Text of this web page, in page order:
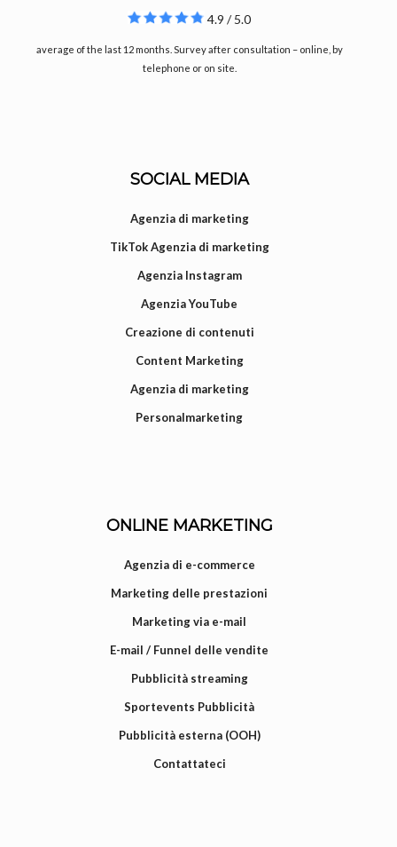
4.9 / 5.0
average of the last 12 months. Survey after consultation – online, by
telephone or on site.
SOCIAL MEDIA
Agenzia di marketing
TikTok Agenzia di marketing
Agenzia Instagram
Agenzia YouTube
Creazione di contenuti
Content Marketing
Agenzia di marketing
Personalmarketing
ONLINE MARKETING
Agenzia di e-commerce
Marketing delle prestazioni
Marketing via e-mail
E-mail / Funnel delle vendite
Pubblicità streaming
Sportevents Pubblicità
Pubblicità esterna (OOH)
Contattateci